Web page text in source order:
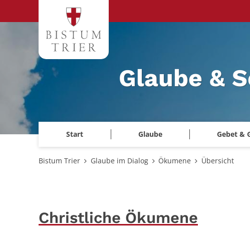
Zum Inhalt springen
Glaube &
Start Glaube Gebet &
Bistum Trier Glaube im Dialog Ökumene Übersicht
Christliche Ökumene